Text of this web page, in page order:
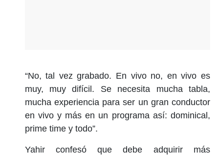
“No, tal vez grabado. En vivo no, en vivo es
muy, muy difícil. Se necesita mucha tabla,
mucha experiencia para ser un gran conductor
en vivo y más en un programa así: dominical,
prime time y todo”.
Yahir confesó que debe adquirir más